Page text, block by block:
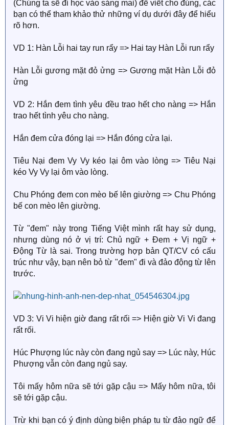
(Chúng ta sẽ đi học vào sáng mai) để viết cho đúng, các
bạn có thể tham khảo thử những ví dụ dưới đây để hiểu
rõ hơn.
VD 1: Hàn Lỗi hai tay run rẩy => Hai tay Hàn Lỗi run rẩy
Hàn Lỗi gương mặt đỏ ửng => Gương mặt Hàn Lỗi đỏ
ửng
VD 2: Hắn đem tình yêu đều trao hết cho nàng => Hắn
trao hết tình yêu cho nàng.
Hắn đem cửa đóng lại => Hắn đóng cửa lại.
Tiêu Nại đem Vy Vy kéo lại ôm vào lòng => Tiêu Nại
kéo Vy Vy lại ôm vào lòng.
Chu Phóng đem con mèo bế lên giường => Chu Phóng
bế con mèo lên giường.
Từ "đem" này trong Tiếng Việt mình rất hay sử dụng,
nhưng dùng nó ở vị trí: Chủ ngữ + Đem + Vị ngữ +
Động Từ là sai. Trong trường hợp bản QT/CV có cấu
trúc như vậy, bạn nên bỏ từ "đem" đi và đảo động từ lên
trước.
VD 3: Vi Vi hiện giờ đang rất rối => Hiện giờ Vi Vi đang
rất rối.
Húc Phượng lúc này còn đang ngủ say => Lúc này, Húc
Phượng vẫn còn đang ngủ say.
Tôi mấy hôm nữa sẽ tới gặp cậu => Mấy hôm nữa, tôi
sẽ tới gặp cậu.
Trừ khi bạn có ý định dùng biện pháp tu từ đảo ngữ để